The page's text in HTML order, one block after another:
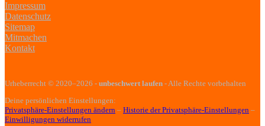
Impressum
Datenschutz
Sitemap
Mitmachen
Kontakt
Urheberrecht © 2020–2026 - unbeschwert laufen - Alle Rechte vorbehalten
Deine persönlichen Einstellungen:
Privatsphäre-Einstellungen ändern – Historie der Privatsphäre-Einstellungen –
Einwilligungen widerrufen